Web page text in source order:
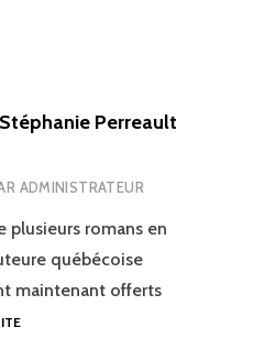
Perreault
ADMINISTRATEUR
plusieurs romans en
québécoise
maintenant offerts
LE